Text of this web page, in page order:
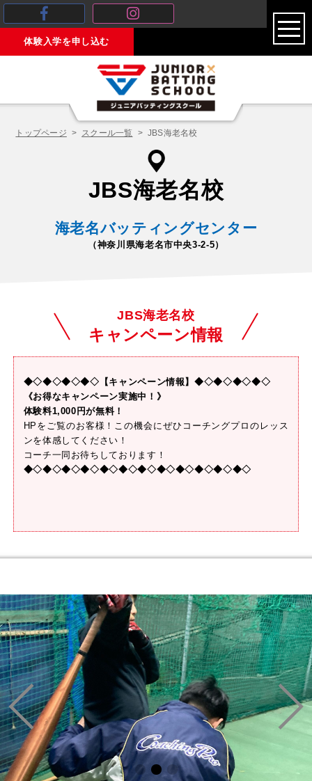
体験入学を申し込む
toggle
トップページ スクール一覧 JBS海老名校
JBS海老名校
海老名バッティングセンター
（神奈川県海老名市中央3-2-5）
JBS海老名校
キャンペーン情報
◆◇◆◇◆◇◆◇【キャンペーン情報】◆◇◆◇◆◇◆◇
《お得なキャンペーン実施中！》
体験料1,000円が無料！
HPをご覧のお客様！この機会にぜひコーチングプロのレッス
ンを体感してください！
コーチ一同お待ちしております！
◆◇◆◇◆◇◆◇◆◇◆◇◆◇◆◇◆◇◆◇◆◇◆◇